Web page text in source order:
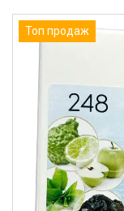
Топ продаж